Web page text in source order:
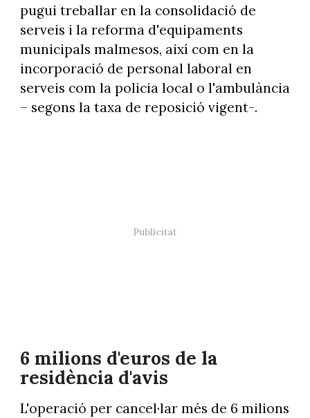
pugui treballar en la consolidació de
serveis i la reforma d'equipaments
municipals malmesos, així com en la
incorporació de personal laboral en
serveis com la policia local o l'ambulància
– segons la taxa de reposició vigent-.
6 milions d'euros de la
residència d'avis
L'operació per cancel·lar més de 6 milions